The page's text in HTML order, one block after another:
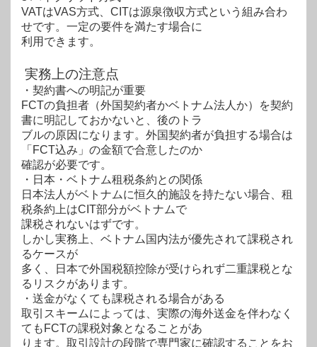
VATはVAS方式、CITは源泉徴収方式という組み合わ
せです。一定の要件を満たす場合に
利用できます。
実務上の注意点
・契約書への明記が重要
FCTの負担者（外国契約者かベトナム法人か）を契約
書に明記しておかないと、後のトラ
ブルの原因になります。外国契約者が負担する場合は
「FCT込み」の金額で合意したのか
確認が必要です。
・日本・ベトナム租税条約との関係
日本法人がベトナムに恒久的施設を持たない場合、租
税条約上はCIT部分がベトナムで
課税されないはずです。
しかし実務上、ベトナム国内法が優先されて課税され
るケースが
多 く、日本で外国税額控除が受けられず二重課税とな
るリスクがあります。
・送金がなくても課税される場合がある
取引スキームによっては、実際の海外送金を伴わなく
てもFCTの課税対象となることがあ
ります。取引設計の段階で専門家に確認することをお